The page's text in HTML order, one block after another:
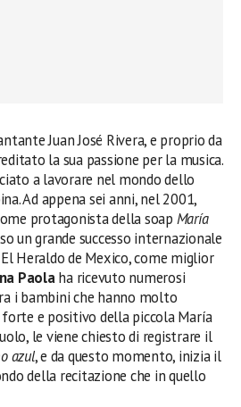
Juan José Rivera, e proprio da
la sua passione per la musica.
a lavorare nel mondo dello
Ad appena sei anni, nel 2001,
protagonista della soap María
un grande successo internazionale
Heraldo de Mexico, come miglior
Paolaha ricevuto numerosi
i bambini che hanno molto
e positivo della piccola María
le viene chiesto di registrare il
azul, e da questo momento, inizia il
della recitazione che in quello